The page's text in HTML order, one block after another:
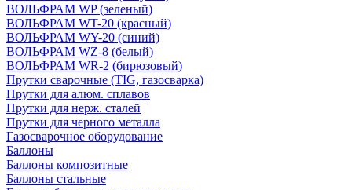
ВОЛЬФРАМ WP (зеленый)
ВОЛЬФРАМ WT-20 (красный)
ВОЛЬФРАМ WY-20 (синий)
ВОЛЬФРАМ WZ-8 (белый)
ВОЛЬФРАМ WR-2 (бирюзовый)
Прутки сварочные (TIG, газосварка)
Прутки для алюм. сплавов
Прутки для нерж. сталей
Прутки для черного металла
Газосварочное оборудование
Баллоны
Баллоны композитные
Баллоны стальные